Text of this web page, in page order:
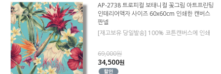
AP-2738 트로피컬 보태니컬 꽃그림 아트프린팅
인테리어액자 사이즈 60x60cm 인쇄한 캔버스
판넬
[재고보유 당일발송] 100% 코튼캔버스에 인쇄
69,000원
34,500원